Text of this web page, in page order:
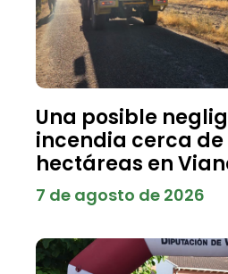
Una posible
incendia cerca de
hectáreas en
7 de agosto de 2026